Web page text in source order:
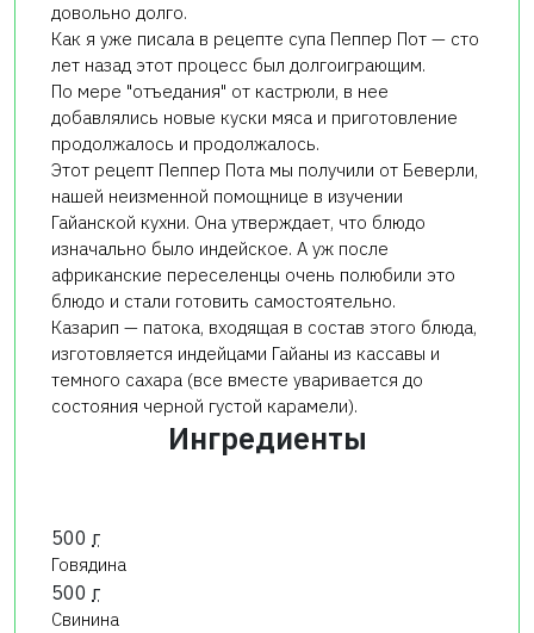
довольно долго.
Как я уже писала в рецепте супа Пеппер Пот — сто
лет назад этот процесс был долгоиграющим.
По мере "отъедания" от кастрюли, в нее
добавлялись новые куски мяса и приготовление
продолжалось и продолжалось.
Этот рецепт Пеппер Пота мы получили от Беверли,
нашей неизменной помощнице в изучении
Гайанской кухни. Она утверждает, что блюдо
изначально было индейское. А уж после
африканские переселенцы очень полюбили это
блюдо и стали готовить самостоятельно.
Казарип — патока, входящая в состав этого блюда,
изготовляется индейцами Гайаны из кассавы и
темного сахара (все вместе уваривается до
состояния черной густой карамели).
Ингредиенты
500 г
Говядина
500 г
Свинина